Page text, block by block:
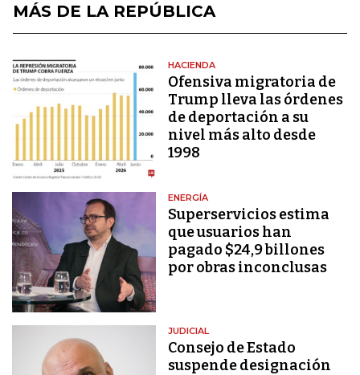
MÁS DE LA REPÚBLICA
HACIENDA
Ofensiva migratoria de
Trump lleva las órdenes
de deportación a su
nivel más alto desde
1998
ENERGÍA
Superservicios estima
que usuarios han
pagado $24,9 billones
por obras inconclusas
JUDICIAL
Consejo de Estado
suspende designación